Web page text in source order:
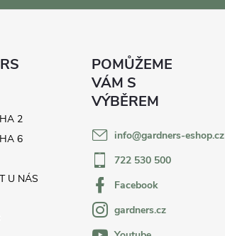
2
6
U NÁS
info@gardners-eshop.cz
722 530 500
Facebook
gardners.cz